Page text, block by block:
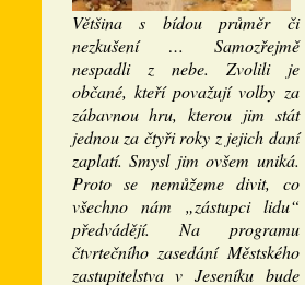
Většina s bídou průměr či
nezkušení … Samozřejmě
nespadli z nebe. Zvolili je
občané, kteří považují volby za
zábavnou hru, kterou jim stát
jednou za čtyři roky z jejich daní
zaplatí. Smysl jim ovšem uniká.
Proto se nemůžeme divit, co
všechno nám „zástupci lidu“
předvádějí. Na programu
čtvrtečního zasedání Městského
zastupitelstva v Jeseníku bude